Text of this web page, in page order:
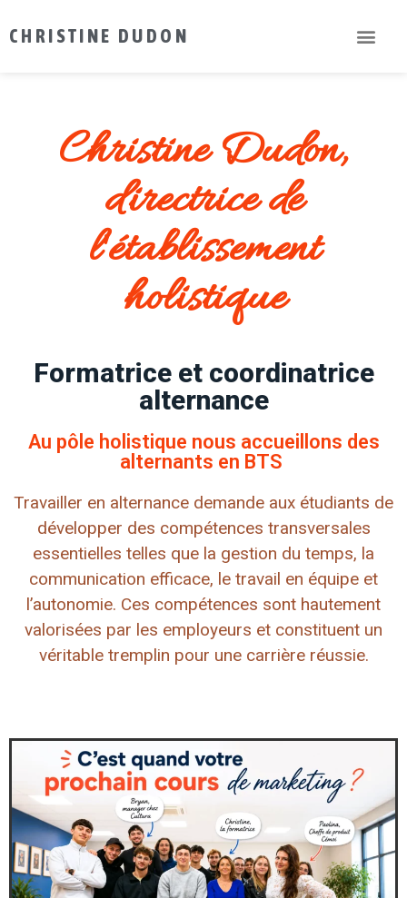
CHRISTINE DUDON
Christine Dudon,
directrice de
l'établissement
holistique
Formatrice et coordinatrice
alternance
Au pôle holistique nous accueillons des
alternants en BTS
Travailler en alternance demande aux étudiants de
développer des compétences transversales
essentielles telles que la gestion du temps, la
communication efficace, le travail en équipe et
l’autonomie. Ces compétences sont hautement
valorisées par les employeurs et constituent un
véritable tremplin pour une carrière réussie.